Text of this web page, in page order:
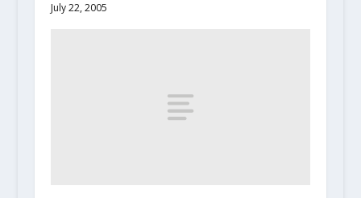
July 22, 2005